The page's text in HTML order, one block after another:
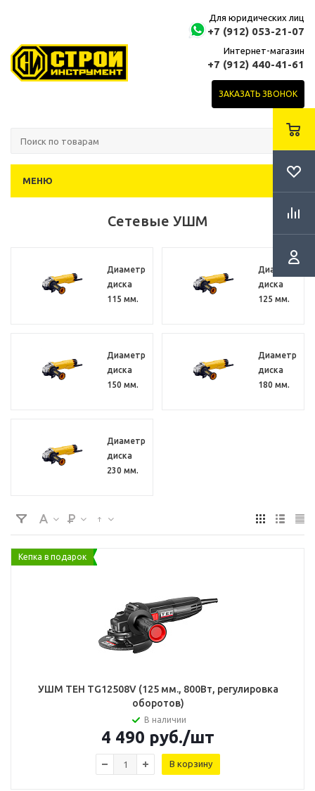
Для юридических лиц
+7 (912) 053-21-07
Интернет-магазин
+7 (912) 440-41-61
ЗАКАЗАТЬ ЗВОНОК
МЕНЮ
Сетевые УШМ
Диаметр
диска
115 мм.
Диаметр
диска
125 мм.
Диаметр
диска
150 мм.
Диаметр
диска
180 мм.
Диаметр
диска
230 мм.
Кепка в подарок
УШМ TEH TG12508V (125 мм., 800Вт, регулировка
оборотов)
В наличии
4 490 руб./шт
В корзину